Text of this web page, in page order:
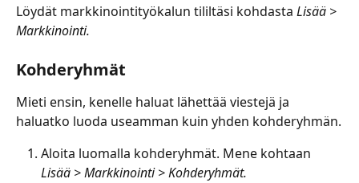
Löydät markkinointityökalun tililtäsi kohdasta Lisää >
Markkinointi.
Kohderyhmät
Mieti ensin, kenelle haluat lähettää viestejä ja
haluatko luoda useamman kuin yhden kohderyhmän.
Aloita luomalla kohderyhmät. Mene kohtaan
Lisää > Markkinointi > Kohderyhmät.